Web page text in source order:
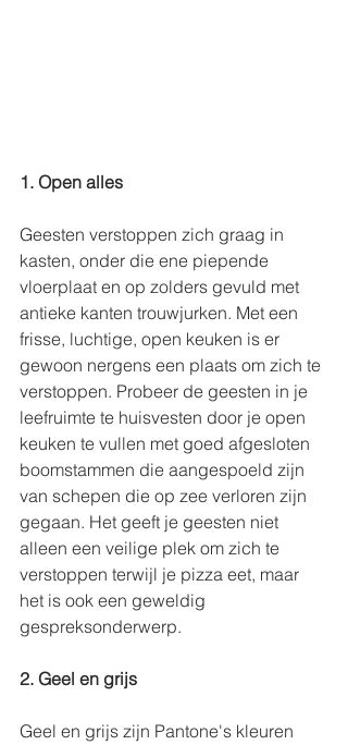
1. Open alles
Geesten verstoppen zich graag in
kasten, onder die ene piepende
vloerplaat en op zolders gevuld met
antieke kanten trouwjurken. Met een
frisse, luchtige, open keuken is er
gewoon nergens een plaats om zich te
verstoppen. Probeer de geesten in je
leefruimte te huisvesten door je open
keuken te vullen met goed afgesloten
boomstammen die aangespoeld zijn
van schepen die op zee verloren zijn
gegaan. Het geeft je geesten niet
alleen een veilige plek om zich te
verstoppen terwijl je pizza eet, maar
het is ook een geweldig
gespreksonderwerp.
2. Geel en grijs
Geel en grijs zijn Pantone's kleuren